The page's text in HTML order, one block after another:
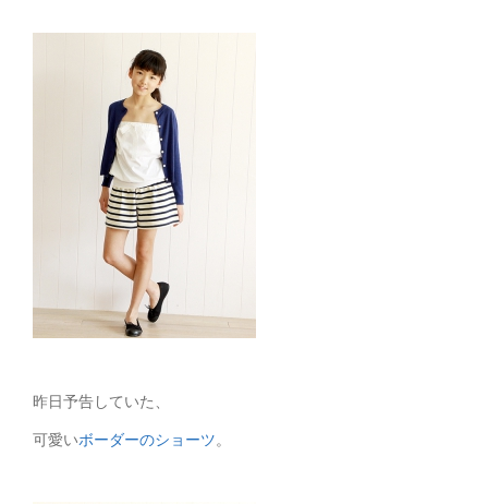
昨日予告していた、
可愛いボーダーのショーツ。